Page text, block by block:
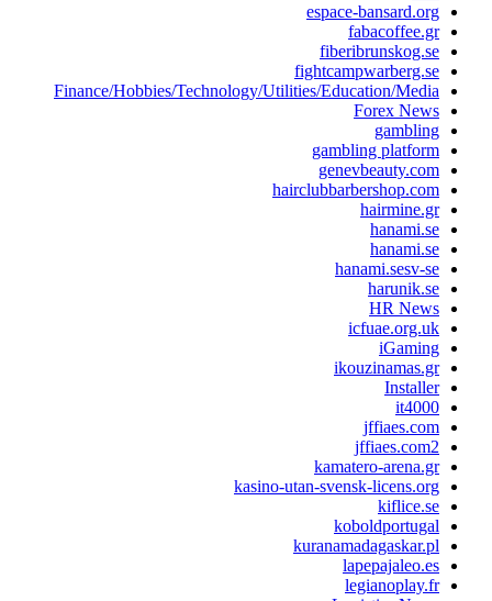
espace-
Finance/Hobbies/Technology/Utilities/Education/
Forex
gambling
hanami.sesv-
HR
kamatero-
kasino-utan-svensk-